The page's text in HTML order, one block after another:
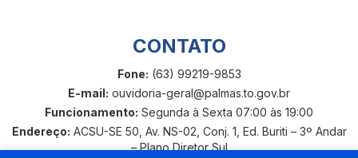
CONTATO
Fone: (63) 99219-9853
E-mail: ouvidoria-geral@palmas.to.gov.br
Funcionamento: Segunda à Sexta 07:00 às 19:00
Endereço: ACSU-SE 50, Av. NS-02, Conj. 1, Ed. Buriti – 3º Andar
– Plano Diretor Sul